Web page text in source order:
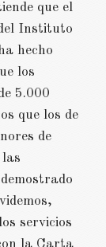
que el
Instituto
hecho
los
5.000
que los de
de
las
servicios